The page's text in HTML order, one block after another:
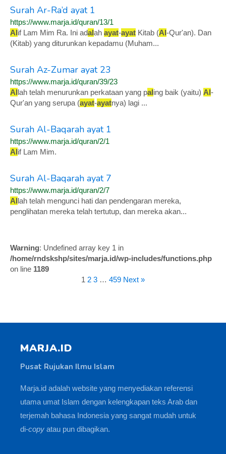
Surah Ar-Ra’d ayat 1
https://www.marja.id/quran/13/1
Alif Lam Mim Ra. Ini adalah ayat-ayat Kitab (Al-Qur'an). Dan
(Kitab) yang diturunkan kepadamu (Muham...
Surah Az-Zumar ayat 23
https://www.marja.id/quran/39/23
Allah telah menurunkan perkataan yang paling baik (yaitu) Al-
Qur'an yang serupa (ayat-ayatnya) lagi ...
Surah Al-Baqarah ayat 1
https://www.marja.id/quran/2/1
Alif Lam Mim.
Surah Al-Baqarah ayat 7
https://www.marja.id/quran/2/7
Allah telah mengunci hati dan pendengaran mereka,
penglihatan mereka telah tertutup, dan mereka akan...
Warning: Undefined array key 1 in
/home/rndskshp/sites/marja.id/wp-includes/functions.php
on line 1189
1 2 3 … 459 Next »
MARJA.ID
Pusat Rujukan Ilmu Islam
Marja.id adalah website yang menyediakan referensi
utama umat Islam dengan kelengkapan teks Arab dan
terjemah bahasa Indonesia yang sangat mudah untuk
di-copy atau pun dibagikan.